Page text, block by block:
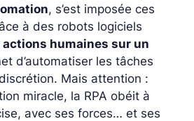
, s’est imposée ces
à des robots logiciels
humaines sur un
d’automatiser les tâches
Mais attention :
miracle, la RPA obéit à
avec ses forces… et ses